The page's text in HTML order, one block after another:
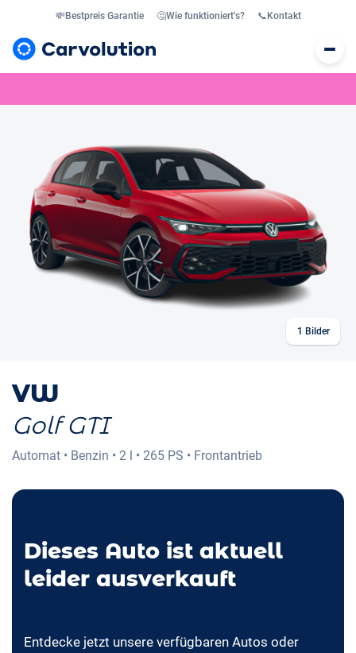
💸Bestpreis Garantie 🤔Wie funktioniert’s? 📞 Kontakt
1 Bilder
VW
Golf GTI
Automat • Benzin • 2 l • 265 PS • Frontantrieb
Dieses Auto ist aktuell
leider ausverkauft
Entdecke jetzt unsere verfügbaren Autos oder